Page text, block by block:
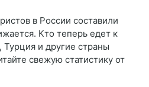
в России составили
Кто теперь едет к
Турция и другие страны
свежую статистику от